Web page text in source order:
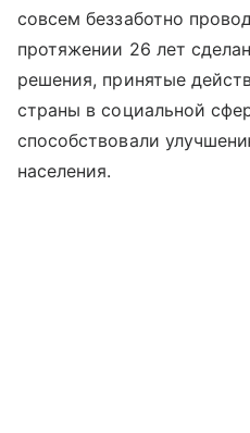
совсем беззаботно
протяжении 26 лет
решения, принятые
страны в социальной
способствовали
населения.